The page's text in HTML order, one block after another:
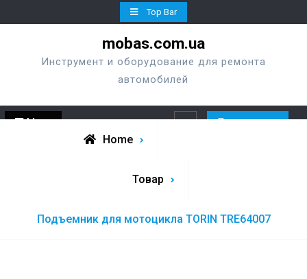
to
Top Bar
mobas.com.ua
Инструмент и оборудование для ремонта
автомобилей
Menu Перезвонить
Home
Товар
Подъемник для мотоцикла TORIN TRE64007